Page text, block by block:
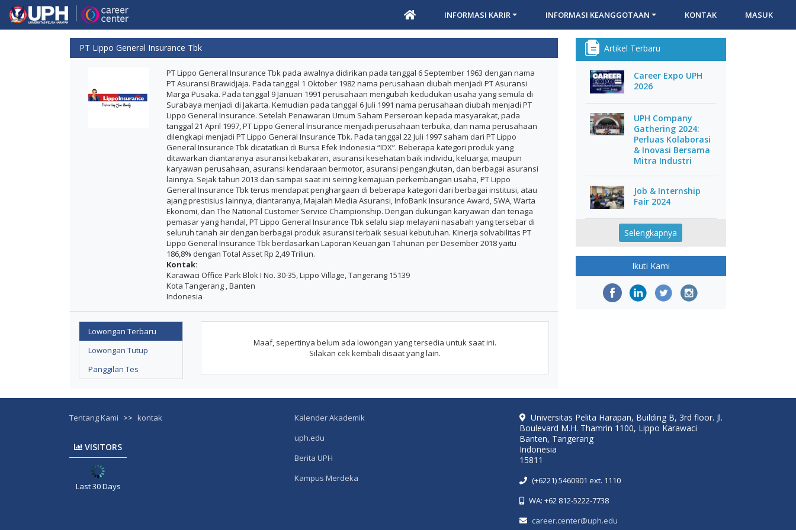
INFORMASI KARIR INFORMASI KEANGGOTAAN KONTAK MASUK
PT Lippo General Insurance Tbk
PT Lippo General Insurance Tbk pada awalnya didirikan pada tanggal 6 September 1963 dengan nama
PT Asuransi Brawidjaja. Pada tanggal 1 Oktober 1982 nama perusahaan diubah menjadi PT Asuransi
Marga Pusaka. Pada tanggal 9 Januari 1991 perusahaan mengubah kedudukan usaha yang semula di
Surabaya menjadi di Jakarta. Kemudian pada tanggal 6 Juli 1991 nama perusahaan diubah menjadi PT
Lippo General Insurance. Setelah Penawaran Umum Saham Perseroan kepada masyarakat, pada
tanggal 21 April 1997, PT Lippo General Insurance menjadi perusahaan terbuka, dan nama perusahaan
dilengkapi menjadi PT Lippo General Insurance Tbk. Pada tanggal 22 Juli 1997 saham dari PT Lippo
General Insurance Tbk dicatatkan di Bursa Efek Indonesia “IDX”. Beberapa kategori produk yang
ditawarkan diantaranya asuransi kebakaran, asuransi kesehatan baik individu, keluarga, maupun
karyawan perusahaan, asuransi kendaraan bermotor, asuransi pengangkutan, dan berbagai asuransi
lainnya. Sejak tahun 2013 dan sampai saat ini seiring kemajuan perkembangan usaha, PT Lippo
General Insurance Tbk terus mendapat penghargaan di beberapa kategori dari berbagai institusi, atau
ajang prestisius lainnya, diantaranya, Majalah Media Asuransi, InfoBank Insurance Award, SWA, Warta
Ekonomi, dan The National Customer Service Championship. Dengan dukungan karyawan dan tenaga
pemasar yang handal, PT Lippo General Insurance Tbk selalu siap melayani nasabah yang tersebar di
seluruh tanah air dengan berbagai produk asuransi terbaik sesuai kebutuhan. Kinerja solvabilitas PT
Lippo General Insurance Tbk berdasarkan Laporan Keuangan Tahunan per Desember 2018 yaitu
186,8% dengan Total Asset Rp 2,49 Triliun.
Kontak:
Karawaci Office Park Blok I No. 30-35, Lippo Village, Tangerang 15139
Kota Tangerang , Banten
Indonesia
Lowongan Terbaru
Lowongan Tutup
Panggilan Tes
Maaf, sepertinya belum ada lowongan yang tersedia untuk saat ini.
Silakan cek kembali disaat yang lain.
Artikel Terbaru
Career Expo UPH
2026
UPH Company
Gathering 2024:
Perluas Kolaborasi
& Inovasi Bersama
Mitra Industri
Job & Internship
Fair 2024
Selengkapnya
Ikuti Kami
Tentang Kami >> kontak
VISITORS
Last 30 Days
Kalender Akademik
uph.edu
Berita UPH
Kampus Merdeka
Universitas Pelita Harapan, Building B, 3rd floor. Jl.
Boulevard M.H. Thamrin 1100, Lippo Karawaci
Banten, Tangerang
Indonesia
15811
(+6221) 5460901 ext. 1110
WA: +62 812-5222-7738
career.center@uph.edu